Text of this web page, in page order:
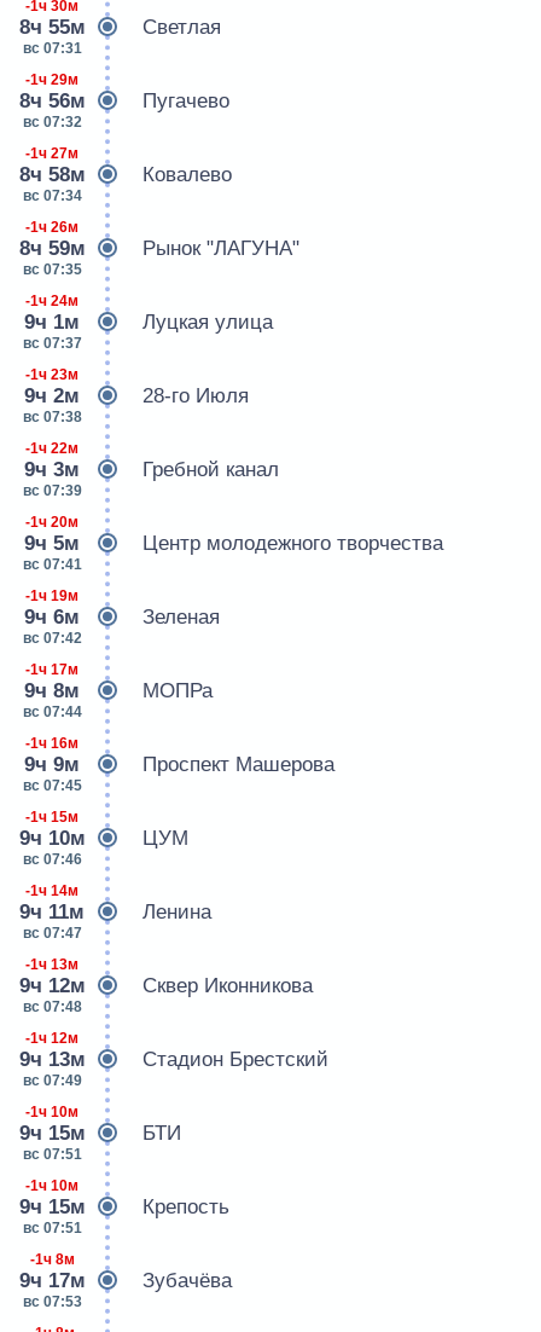
-1ч 30м
8ч 55м
вс 07:31
Светлая
-1ч 29м
8ч 56м
вс 07:32
Пугачево
-1ч 27м
8ч 58м
вс 07:34
Ковалево
-1ч 26м
8ч 59м
вс 07:35
Рынок "ЛАГУНА"
-1ч 24м
9ч 1м
вс 07:37
Луцкая улица
-1ч 23м
9ч 2м
вс 07:38
28-го Июля
-1ч 22м
9ч 3м
вс 07:39
Гребной канал
-1ч 20м
9ч 5м
вс 07:41
Центр молодежного творчества
-1ч 19м
9ч 6м
вс 07:42
Зеленая
-1ч 17м
9ч 8м
вс 07:44
МОПРа
-1ч 16м
9ч 9м
вс 07:45
Проспект Машерова
-1ч 15м
9ч 10м
вс 07:46
ЦУМ
-1ч 14м
9ч 11м
вс 07:47
Ленина
-1ч 13м
9ч 12м
вс 07:48
Сквер Иконникова
-1ч 12м
9ч 13м
вс 07:49
Стадион Брестский
-1ч 10м
9ч 15м
вс 07:51
БТИ
-1ч 10м
9ч 15м
вс 07:51
Крепость
-1ч 8м
9ч 17м
вс 07:53
Зубачёва